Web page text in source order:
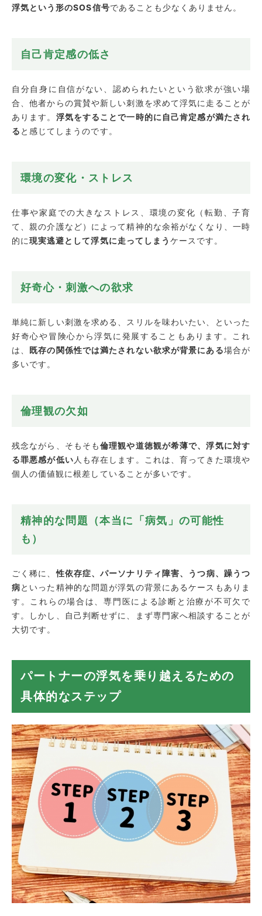
浮気という形のSOS信号であることも少なくありません。
自己肯定感の低さ
自分自身に自信がない、認められたいという欲求が強い場
合、他者からの賞賛や新しい刺激を求めて浮気に走ることが
あります。 浮気をすることで一時的に自己肯定感が満たされ
る と感じてしまうのです。
環境の変化・ストレス
仕事や家庭での大きなストレス、環境の変化（転勤、子育
て、親の介護など）によって精神的な余裕がなくなり、一時
的に現実逃避として浮気に走ってしまう ケースです。
好奇心・刺激への欲求
単純に新しい刺激を求める、スリルを味わいたい、といった
好奇心や冒険心から浮気に発展することもあります。これ
は、 既存の関係性では満たされない欲求が背景にある場合が
多いです。
倫理観の欠如
残念ながら、そもそも倫理観や道徳観が希薄で、浮気に対す
る罪悪感が低い 人も存在します。これは、育ってきた環境や
個人の価値観に根差していることが多いです。
精神的な問題（本当に「病気」の可能性
も）
ごく稀に、性依存症、パーソナリティ障害、うつ病、躁うつ
病といった精神的な問題が浮気の背景にあるケースもありま
す。これらの場合は、専門医による診断と治療が不可欠で
す。しかし、自己判断せずに、まず専門家へ相談することが
大切です。
パートナーの浮気を乗り越えるための
具体的なステップ